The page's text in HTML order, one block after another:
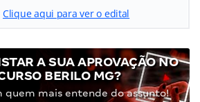
Clique aqui para ver o edital
A SUA APROVAÇÃO NO
BERILO MG?
quem mais entende do assunto!